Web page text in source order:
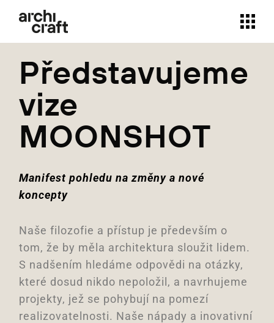
Představujeme
vize
MOONSHOT
Manifest pohledu na změny a nové
koncepty
Naše filozofie a přístup je především o
tom, že by měla architektura sloužit lidem.
S nadšením hledáme odpovědi na otázky,
které dosud nikdo nepoložil, a navrhujeme
projekty, jež se pohybují na pomezí
realizovatelnosti. Naše nápady a inovativní